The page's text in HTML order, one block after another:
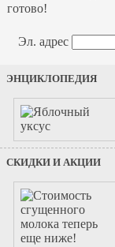
готово!
Эл. адрес
ЭНЦИКЛОПЕДИЯ
СКИДКИ И АКЦИИ